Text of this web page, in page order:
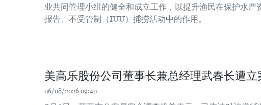
业共同管理小组的健全和成立工作，以提升渔民在保护水产
报告、不受管制（IUU）捕捞活动中的作用。
美高乐股份公司董事长兼总经理武春长遭立
06/08/2026 09:40